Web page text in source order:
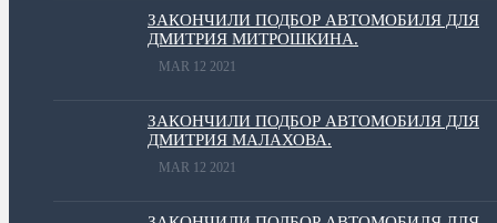
ЗАКОНЧИЛИ ПОДБОР АВТОМОБИЛЯ ДЛЯ
ДМИТРИЯ МИТРОШКИНА.
MAR 12 2021
ЗАКОНЧИЛИ ПОДБОР АВТОМОБИЛЯ ДЛЯ
ДМИТРИЯ МАЛАХОВА.
MAR 12 2021